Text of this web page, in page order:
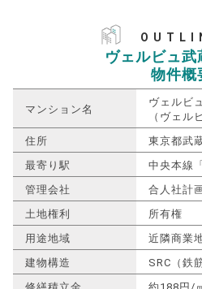
ヴェルビュ武
物件概
マンション名
ヴェルビ
（ヴェル
住所
東京都武
最寄り駅
中央本線「
管理会社
合人社計
土地権利
所有権
用途地域
近隣商業
建物構造
SRC（鉄